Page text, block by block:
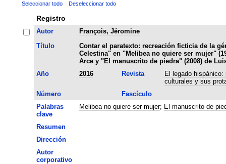
Seleccionar todo Deseleccionar todo
Registro
Autor
François, Jéromine
Título
Contar el paratexto: recreación ficticia de la
Celestina" en "Melibea no quiere ser mujer"
Arce y "El manuscrito de piedra" (2008) de
Año
2016 Revista
El legado
culturales y sus
Número
Fascículo
Palabras
clave
Melibea no quiere ser mujer; El manuscrito de
Resumen
Dirección
Autor
corporativo